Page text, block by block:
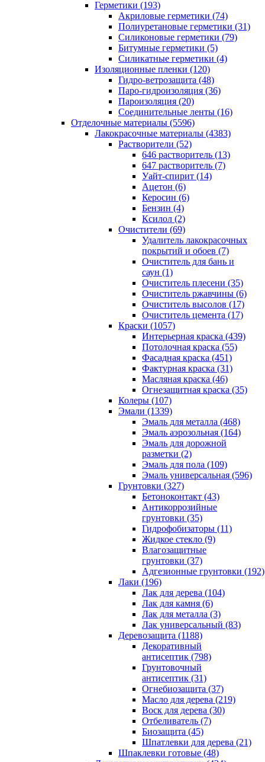
Герметики (193)
Акриловые герметики (74)
Полиуретановые герметики (31)
Силиконовые герметики (79)
Битумные герметики (5)
Силикатные герметики (4)
Изоляционные пленки (120)
Гидро-ветрозащита (48)
Паро-гидроизоляция (36)
Пароизоляция (20)
Соединительные ленты (16)
Отделочные материалы (5596)
Лакокрасочные материалы (4383)
Растворители (52)
646 растворитель (13)
647 растворитель (7)
Уайт-спирит (14)
Ацетон (6)
Керосин (6)
Бензин (4)
Ксилол (2)
Очистители (69)
Удалитель лакокрасочных
покрытий и обоев (7)
Очиститель для бань и
саун (1)
Очиститель плесени (35)
Очиститель ржавчины (6)
Очиститель высолов (17)
Очиститель цемента (17)
Краски (1057)
Интерьерная краска (439)
Потолочная краска (55)
Фасадная краска (451)
Фактурная краска (31)
Масляная краска (46)
Огнезащитная краска (35)
Колеры (107)
Эмали (1339)
Эмаль для металла (468)
Эмаль аэрозольная (164)
Эмаль для дорожной
разметки (2)
Эмаль для пола (109)
Эмаль универсальная (596)
Грунтовки (327)
Бетоноконтакт (43)
Антикоррозийные
грунтовки (35)
Гидрофобизаторы (11)
Жидкое стекло (9)
Влагозащитные
грунтовки (37)
Адгезионные грунтовки (192)
Лаки (196)
Лак для дерева (104)
Лак для камня (6)
Лак для металла (3)
Лак универсальный (83)
Деревозащита (1188)
Декоративный
антисептик (798)
Грунтовочный
антисептик (31)
Огнебиозащита (37)
Масло для дерева (219)
Воск для дерева (30)
Отбеливатель (7)
Биозащита (45)
Шпатлевки для дерева (21)
Шпаклевки готовые (48)